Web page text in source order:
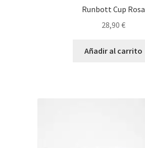
Runbott Cup Rosa
28,90 €
Añadir al carrito